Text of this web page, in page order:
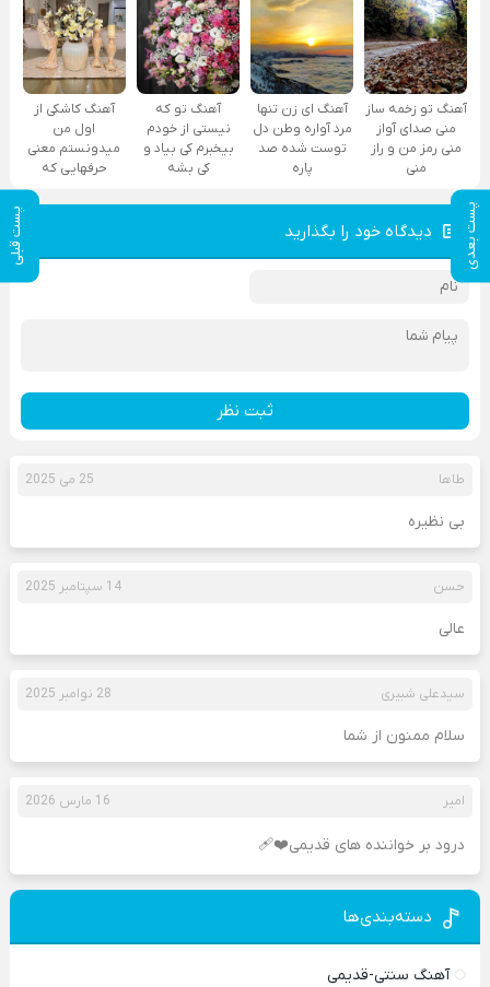
پست بعدی پست قبلی
آهنگ تو زخمه ساز
منی صدای آواز
منی رمز من و راز
منی
آهنگ ای زن تنها
مرد آواره وطن دل
توست شده صد
پاره
آهنگ تو که
نیستی از خودم
بیخبرم کی بیاد و
کی بشه
آهنگ کاشکی از
اول من
میدونستم معنی
حرفهایی که
دیدگاه خود را بگذارید
ثبت نظر
طاها 25 می 2025
بی نظیره
حسن 14 سپتامبر 2025
عالی
سیدعلی شبیری 28 نوامبر 2025
سلام ممنون از شما
امیر 16 مارس 2026
درود بر خواننده های قدیمی❤️‍🩹
دسته‌بندی‌ها
آهنگ سنتی-قدیمی